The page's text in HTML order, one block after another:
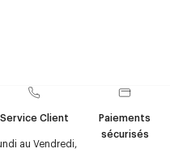
Service Client
au Vendredi,
Paiements
sécurisés